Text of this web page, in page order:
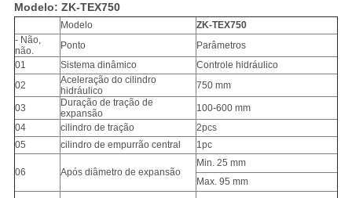
Modelo: ZK-TEX750
Modelo
ZK-TEX750
- Não,
não.
Ponto
Parâmetros
01
Sistema dinâmico
Controle hidráulico
02
Aceleração do cilindro
hidráulico
750 mm
03
Duração de tração de
expansão
100-600 mm
04
cilindro de tração
2pcs
05
cilindro de empurrão central 1pc
06 Após diâmetro de expansão
Min. 25 mm
Max. 95 mm